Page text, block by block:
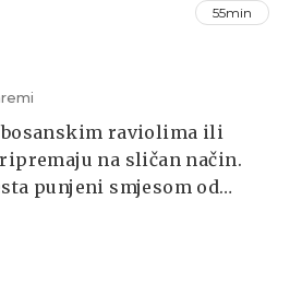
55min
bosanskim raviolima ili
na sličan način.
punjeni smjesom od